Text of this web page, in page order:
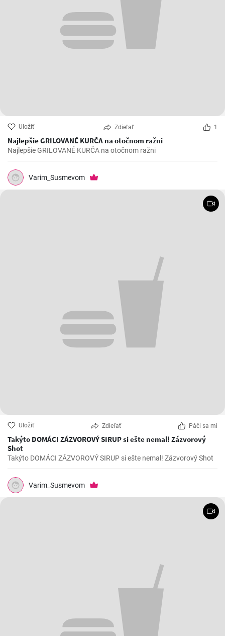
Uložiť Zdieľať 1
Najlepšie GRILOVANÉ KURČA na otočnom ražni
Najlepšie GRILOVANÉ KURČA na otočnom ražni
Varim_Susmevom
Uložiť Zdieľať Páči sa mi
Takýto DOMÁCI ZÁZVOROVÝ SIRUP si ešte nemal! Zázvorový
Shot
Takýto DOMÁCI ZÁZVOROVÝ SIRUP si ešte nemal! Zázvorový Shot
Varim_Susmevom